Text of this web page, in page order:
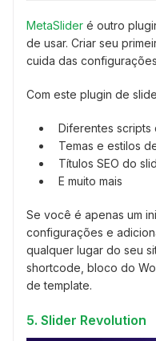
MetaSlider é outro
de usar. Criar seu
cuida das
Com este plugin de
Diferentes scripts
Temas e estilos
Títulos SEO do
E muito mais
Se você é apenas um
configurações e
qualquer lugar do seu
shortcode, bloco do
de template.
5. Slider Revolution